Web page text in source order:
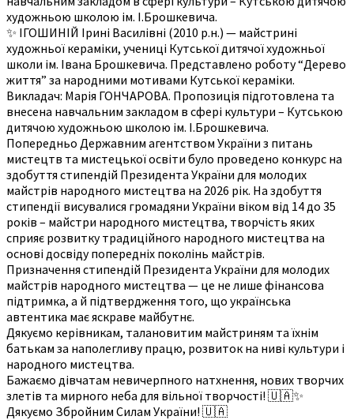
художньою школою ім. І.Брошкевича.
✨ ІГОШИНІЙ Ірині Василівні (2010 р.н.) — майстрині
художньої кераміки, учениці Кутської дитячої художньої
школи ім. Івана Брошкевича. Представлено роботу “Дерево
життя” за народними мотивами Кутської кераміки.
Викладач: Марія ГОНЧАРОВА. Пропозиція підготовлена та
внесена навчальним закладом в сфері культури – Кутською
дитячою художньою школою ім. І.Брошкевича.
Попередньо Державним агентством України з питань
мистецтв та мистецької освіти було проведено конкурс на
здобуття стипендій Президента України для молодих
майстрів народного мистецтва на 2026 рік. На здобуття
стипендії висувалися громадяни України віком від 14 до 35
років – майстри народного мистецтва, творчість яких
сприяє розвитку традиційного народного мистецтва на
основі досвіду попередніх поколінь майстрів.
Призначення стипендій Президента України для молодих
майстрів народного мистецтва — це не лише фінансова
підтримка, а й підтвердження того, що українська
автентика має яскраве майбутнє.
Дякуємо керівникам, талановитим майстриням та їхнім
батькам за наполегливу працю, розвиток на ниві культури і
народного мистецтва.
Бажаємо дівчатам невичерпного натхнення, нових творчих
злетів та мирного неба для вільної творчості! 🇺🇦✨
Дякуємо Збройним Силам України! 🇺🇦